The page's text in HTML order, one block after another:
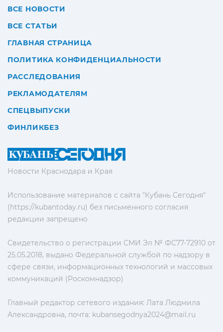
Новости Краснодара и Края
Использование материалов с сайта "Кубань Сегодня"
(https://kubantoday.ru) без письменного согласия
редакции запрещено
Свидетельство о регистрации СМИ Эл № ФС77-72910 от
25.05.2018, выдано Федеральной службой по надзору в
сфере связи, информационных технологий и массовых
коммуникаций (Роскомнадзор)
Главный редактор сетевого издания: Лата Людмила
Александровна, почта: kubansegodnya2024@mail.ru
ВСЕ НОВОСТИ
ВСЕ СТАТЬИ
ГЛАВНАЯ СТРАНИЦА
ПОЛИТИКА КОНФИДЕНЦИАЛЬНОСТИ
РАССЛЕДОВАНИЯ
РЕКЛАМОДАТЕЛЯМ
СПЕЦВЫПУСКИ
ФИНЛИКБЕЗ